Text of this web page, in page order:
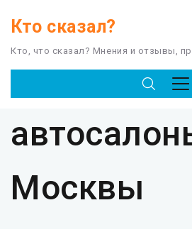
Кто сказал?
Кто, что сказал? Мнения и отзывы,
Москвы